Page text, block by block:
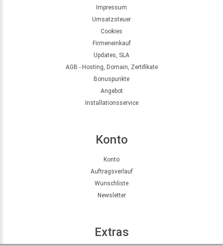
Impressum
Umsatzsteuer
Cookies
Firmeneinkauf
Updates, SLA
AGB - Hosting, Domain, Zertifikate
Bonuspunkte
Angebot
Installationsservice
Konto
Konto
Auftragsverlauf
Wunschliste
Newsletter
Extras